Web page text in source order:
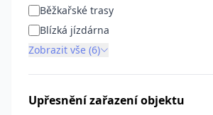
Běžkařské trasy
Blízká jízdárna
Zobrazit vše (6)
Upřesnění zařazení objektu